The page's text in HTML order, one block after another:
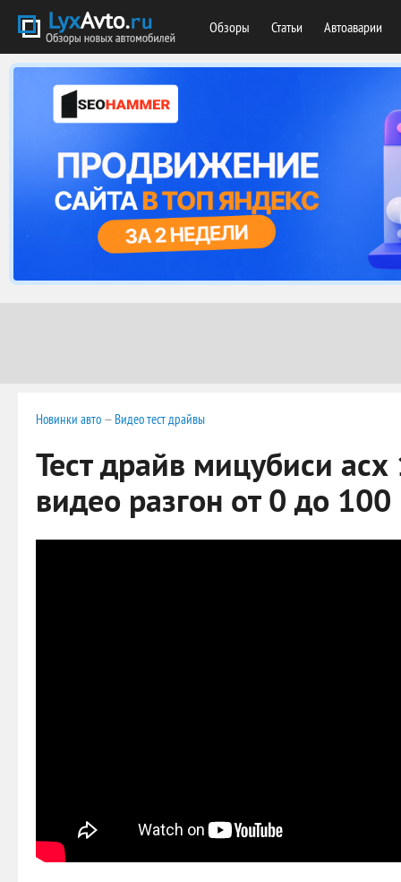
Обзоры Статьи Автоаварии
Новинки авто — Видео тест драйвы
Тест драйв мицубиси
видео разгон от 0 до 100